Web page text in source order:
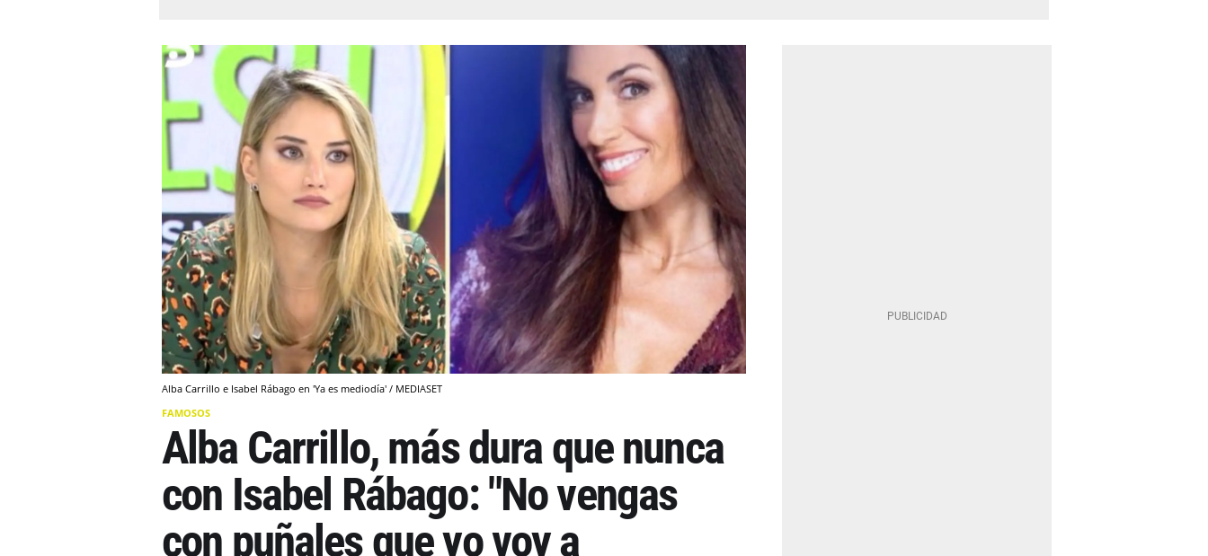
Alba Carrillo e Isabel Rábago en 'Ya es mediodía' / MEDIASET
FAMOSOS
Alba Carrillo, más dura que nunca
con Isabel Rábago: "No vengas
con puñales que yo voy a